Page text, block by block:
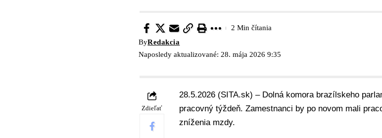
Naposledy aktualizované: 28. mája 2026 9:35
ByRedakcia
2 Min čítania
Zdieľať
28.5.2026 (SITA.sk) – Dolná komora brazílskeho
pracovný týždeň. Zamestnanci by po novom mali
zníženia mzdy.